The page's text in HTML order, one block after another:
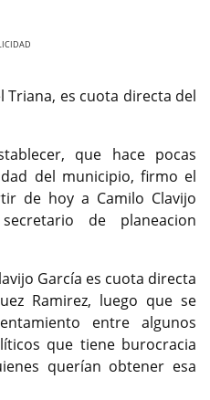
Triana, es cuota directa del
que hace pocas
del municipio, firmo el
de hoy a Camilo Clavijo
de planeacion
García es cuota directa
Ramirez, luego que se
entre algunos
que tiene burocracia
querían obtener esa